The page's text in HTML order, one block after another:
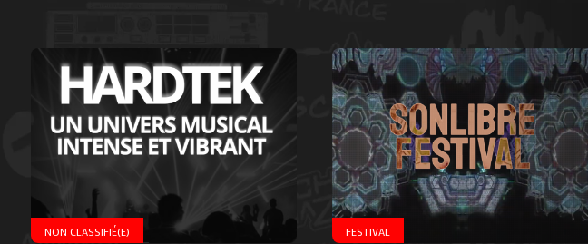
NON CLASSIFIÉ(E) FESTIVAL